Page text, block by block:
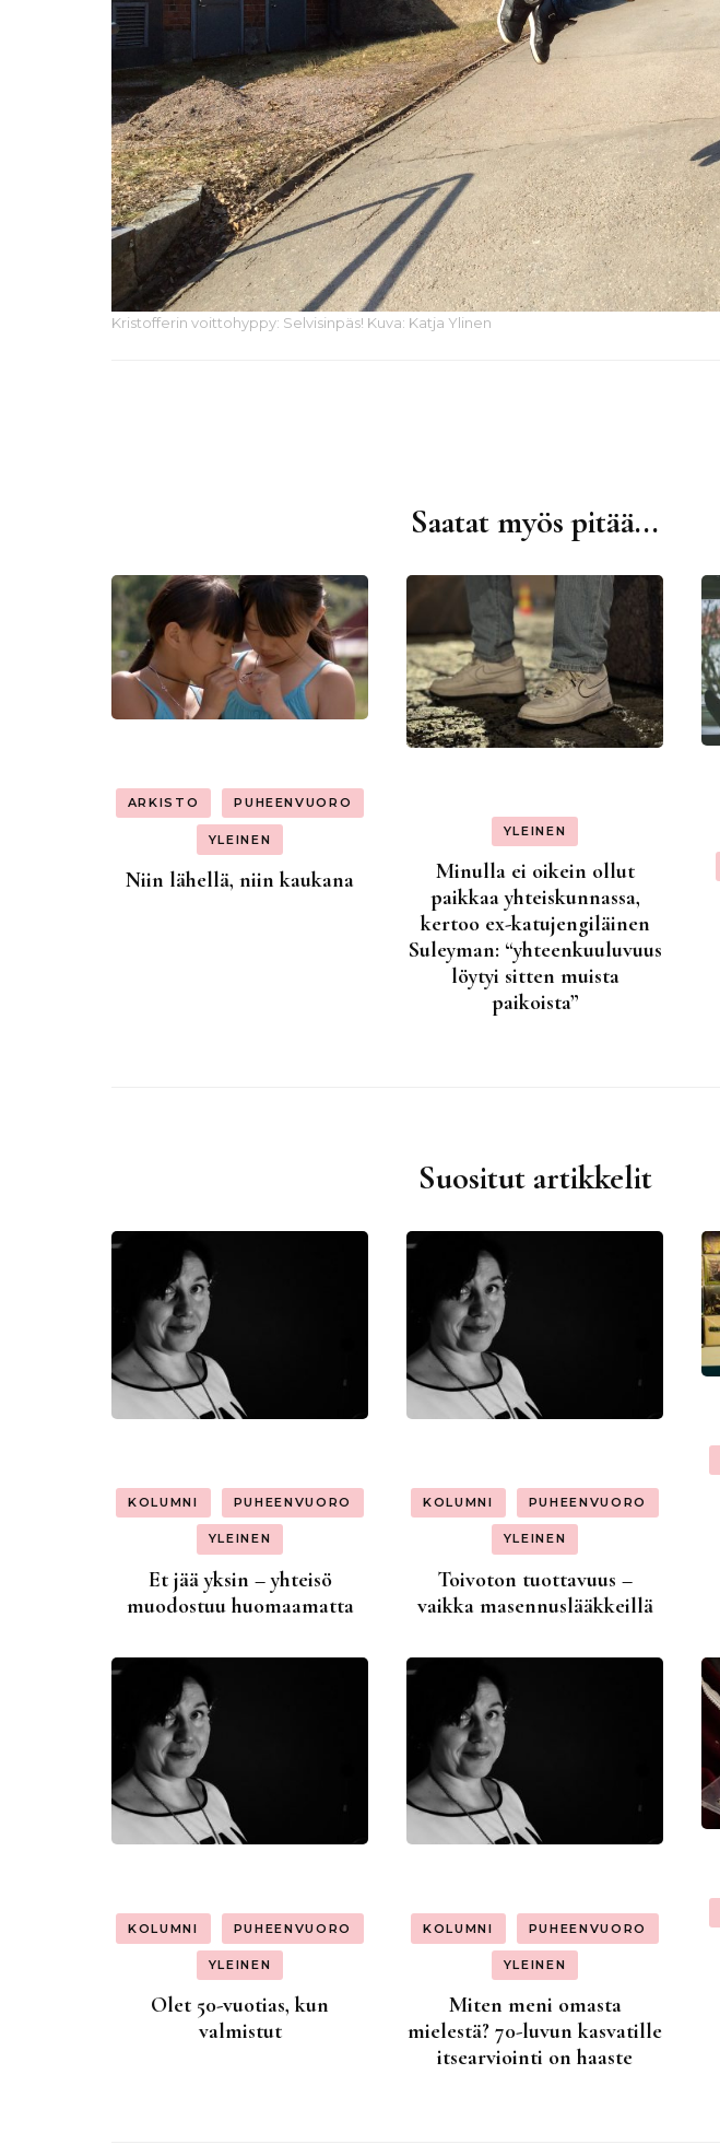
Kristofferin voittohyppy: Selvisinpäs! Kuva: Katja Ylinen
Saatat myös pitää...
ARKISTO PUHEENVUORO
YLEINEN
Niin lähellä, niin kaukana
YLEINEN
Minulla ei oikein ollut
paikkaa yhteiskunnassa,
kertoo ex-katujengiläinen
Suleyman: “yhteenkuuluvuus
löytyi sitten muista
paikoista”
Suositut artikkelit
KOLUMNI PUHEENVUORO
YLEINEN
Et jää yksin – yhteisö
muodostuu huomaamatta
KOLUMNI PUHEENVUORO
YLEINEN
Toivoton tuottavuus –
vaikka masennuslääkkeillä
KOLUMNI PUHEENVUORO
YLEINEN
Olet 50-vuotias, kun
valmistut
KOLUMNI PUHEENVUORO
YLEINEN
Miten meni omasta
mielestä? 70-luvun kasvatille
itsearviointi on haaste